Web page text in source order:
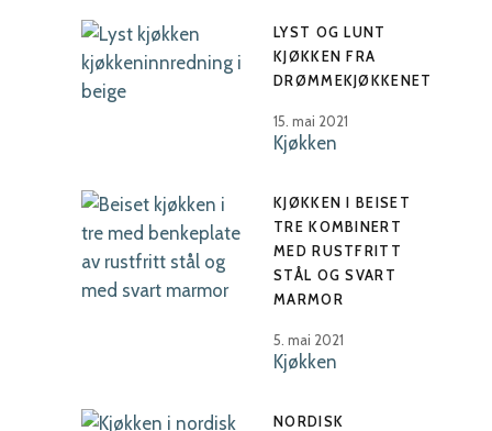
LYST OG LUNT
KJØKKEN FRA
DRØMMEKJØKKENET
15. mai 2021
Kjøkken
KJØKKEN I BEISET
TRE KOMBINERT
MED RUSTFRITT
STÅL OG SVART
MARMOR
5. mai 2021
Kjøkken
NORDISK